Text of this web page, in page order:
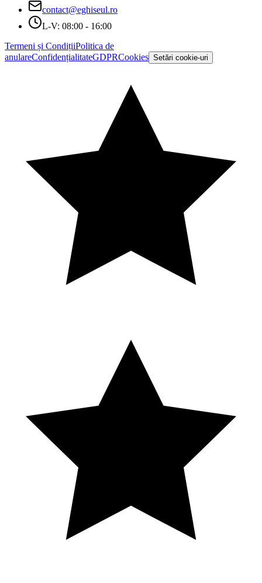
contact@eghiseul.ro
L-V: 08:00 - 16:00
Termeni și CondițiiPolitica de
anulareConfidențialitateGDPRCookies Setări cookie-uri